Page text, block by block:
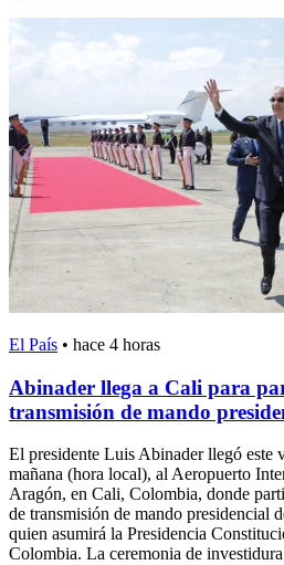
El País • hace 4 horas
Abinader llega a Cali para
transmisión de mando
El presidente Luis Abinader llegó este
mañana (hora local), al Aeropuerto
Aragón, en Cali, Colombia, donde
de transmisión de mando presidencial
quien asumirá la Presidencia
Colombia. La ceremonia de